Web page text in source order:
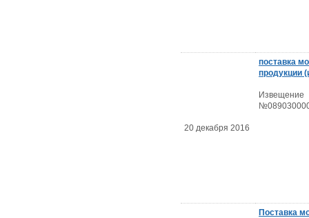
20 декабря 2016
поставка
продукции
Извещение
Поставка